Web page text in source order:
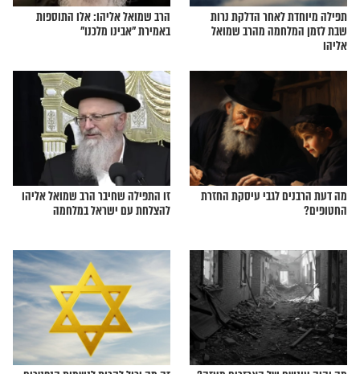
הדלקת נרות
מהרב שמואל
הרב שמואל אליהו: אלו התוספות
באמירת "אבינו מלכנו"